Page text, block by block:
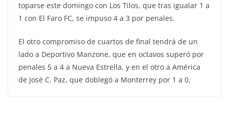
toparse este domingo con Los Tilos, que tras igualar 1 a
1 con El Faro FC, se impuso 4 a 3 por penales.
El otro compromiso de cuartos de final tendrá de un
lado a Deportivo Manzone, que en octavos superó por
penales 5 a 4 a Nueva Estrella, y en el otro a América
de José C. Paz, que doblegó a Monterrey por 1 a 0.